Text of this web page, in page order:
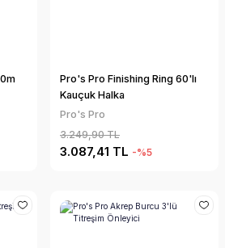
Pro's Pro Finishing Ring 60'lı
Kauçuk Halka
Pro's Pro
3.249,90 TL
3.087,41 TL -%5